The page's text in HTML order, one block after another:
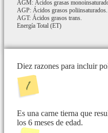
AGM: Ácidos grasas
AGP: Ácidos grasos
AGT: Ácidos grasos trans.
Energía Total (ET)
Diez razones para incluir
Es una carne tierna que
los 6 meses de edad.